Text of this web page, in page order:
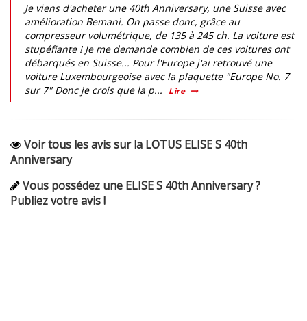
Je viens d'acheter une 40th Anniversary, une Suisse avec
amélioration Bemani. On passe donc, grâce au
compresseur volumétrique, de 135 à 245 ch. La voiture est
stupéfiante ! Je me demande combien de ces voitures ont
débarqués en Suisse... Pour l'Europe j'ai retrouvé une
voiture Luxembourgeoise avec la plaquette "Europe No. 7
sur 7" Donc je crois que la p...
Lire
Voir tous les avis sur la LOTUS ELISE S 40th
Anniversary
Vous possédez une ELISE S 40th Anniversary ?
Publiez votre avis !